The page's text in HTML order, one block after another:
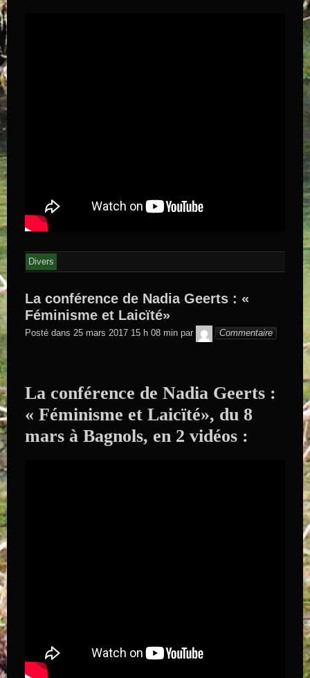
Divers
La conférence de Nadia Geerts : «
Féminisme et Laicïté»
Posté dans 25 mars 2017 15 h 08 min par
GEGE DE
SAINTAND
Commentaire
La conférence de Nadia Geerts :
« Féminisme et Laicïté», du 8
mars à Bagnols, en 2 vidéos :